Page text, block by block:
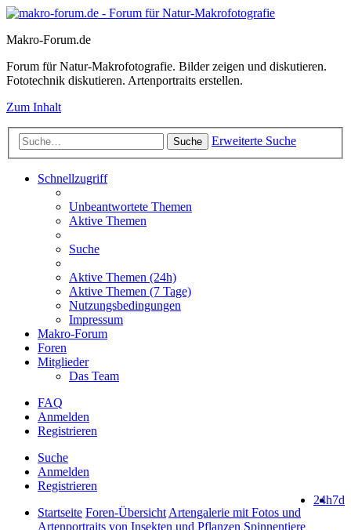
Makro-Forum.de
Forum für Natur-Makrofotografie. Bilder zeigen und diskutieren.
Fototechnik diskutieren. Artenportraits erstellen.
Zum Inhalt
Suche Erweiterte Suche
Schnellzugriff
Unbeantwortete Themen
Aktive Themen
Suche
Aktive Themen (24h)
Aktive Themen (7 Tage)
Nutzungsbedingungen
Impressum
Makro-Forum
Foren
Mitglieder
Das Team
FAQ
Anmelden
Registrieren
Suche
Anmelden
Registrieren
7d
24h
Startseite Foren-Übersicht Artengalerie mit Fotos und
Artenportraits von Insekten und Pflanzen Spinnentiere